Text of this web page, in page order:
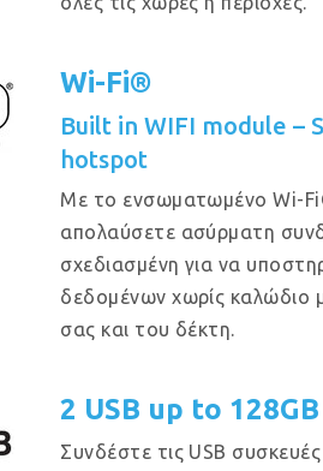
Wi-Fi®
Built in WIFI module –
hotspot
Με το ενσωματωμένο Wi-
απολαύσετε ασύρματη
σχεδιασμένη για να
δεδομένων χωρίς καλώδιο
σας και του δέκτη.
2 USB up to 128GB
Συνδέστε τις USB